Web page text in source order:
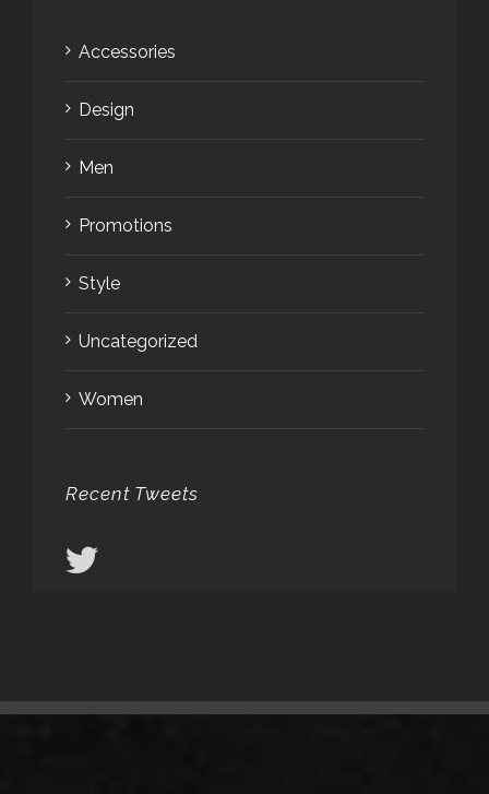
Accessories
Design
Men
Promotions
Style
Uncategorized
Women
Recent Tweets